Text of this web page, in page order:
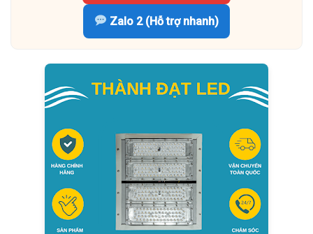
Zalo 2 (Hỗ trợ nhanh)